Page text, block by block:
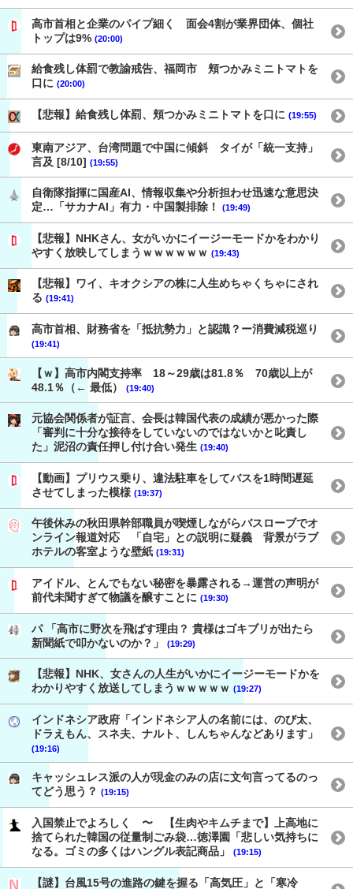
高市首相と企業のパイプ細く 面会4割が業界団体、個社
トップは9% (20:00)
給食残し体罰で教諭戒告、福岡市 頬つかみミニトマトを
口に (20:00)
【悲報】給食残し体罰、頬つかみミニトマトを口に (19:55)
東南アジア、台湾問題で中国に傾斜 タイが「統一支持」
言及 [8/10] (19:55)
自衛隊指揮に国産AI、情報収集や分析担わせ迅速な意思決
定…「サカナAI」有力・中国製排除！
(19:49)
【悲報】NHKさん、女がいかにイージーモードかをわかり
やすく放映してしまうｗｗｗｗｗｗ (19:43)
【悲報】ワイ、キオクシアの株に人生めちゃくちゃにされ
る (19:41)
高市首相、財務省を「抵抗勢力」と認識？ー消費減税巡り
(19:41)
【ｗ】高市内閣支持率 18～29歳は81.8％ 70歳以上が
48.1％（← 最低）
(19:40)
元協会関係者が証言、会長は韓国代表の成績が悪かった際
「審判に十分な接待をしていないのではないかと叱責し
た」泥沼の責任押し付け合い発生 (19:40)
【動画】プリウス乗り、違法駐車をしてバスを1時間遅延
させてしまった模様 (19:37)
午後休みの秋田県幹部職員が喫煙しながらバスローブでオ
ンライン報道対応 「自宅」との説明に疑義 背景がラブ
ホテルの客室ような壁紙 (19:31)
アイドル、とんでもない秘密を暴露される→運営の声明が
前代未聞すぎて物議を醸すことに (19:30)
パ 「高市に野次を飛ばす理由？ 貴様はゴキブリが出たら
新聞紙で叩かないのか？」
(19:29)
【悲報】NHK、女さんの人生がいかにイージーモードかを
わかりやすく放送してしまうｗｗｗｗｗ (19:27)
インドネシア政府「インドネシア人の名前には、のび太、
ドラえもん、スネ夫、ナルト、しんちゃんなどあります」
(19:16)
キャッシュレス派の人が現金のみの店に文句言ってるのっ
てどう思う？ (19:15)
入国禁止でよろしく 〜 【生肉やキムチまで】上高地に
捨てられた韓国の従量制ごみ袋…徳澤園「悲しい気持ちに
なる。ゴミの多くはハングル表記商品」
(19:15)
【謎】台風15号の進路の鍵を握る「高気圧」と「寒冷